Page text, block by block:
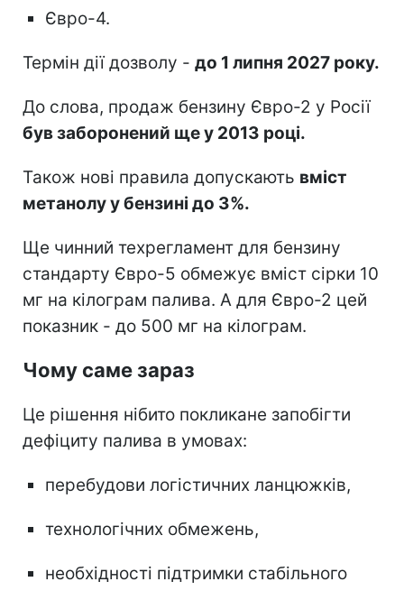
Євро-4.
Термін дії дозволу - до 1 липня 2027 року.
До слова, продаж бензину Євро-2 у Росії
був заборонений ще у 2013 році.
Також нові правила допускають вміст
метанолу у бензині до 3%.
Ще чинний техрегламент для бензину
стандарту Євро-5 обмежує вміст сірки 10
мг на кілограм палива. А для Євро-2 цей
показник - до 500 мг на кілограм.
Чому саме зараз
Це рішення нібито покликане запобігти
дефіциту палива в умовах:
перебудови логістичних ланцюжків,
технологічних обмежень,
необхідності підтримки стабільного